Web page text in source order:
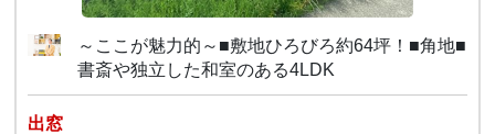
～ここが魅力的～■敷地ひろびろ約64坪！■角地■
書斎や独立した和室のある4LDK
出窓